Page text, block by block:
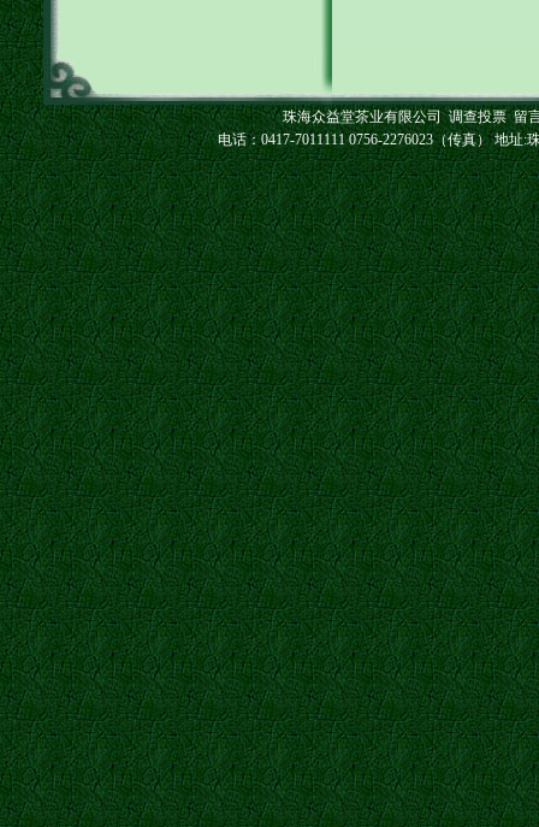
珠海众益堂茶业有限公司 调查投票 留
电话：0417-7011111 0756-2276023（传真） 地址: